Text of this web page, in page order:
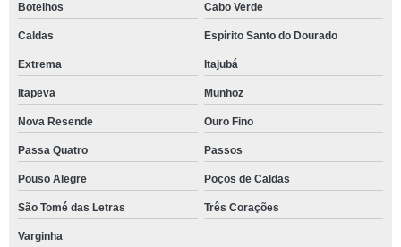
Botelhos
Cabo Verde
Caldas Espírito Santo do Dourado
Extrema Itajubá
Itapeva Munhoz
Nova Resende Ouro Fino
Passa Quatro Passos
Pouso Alegre Poços de Caldas
São Tomé das Letras Três Corações
Varginha